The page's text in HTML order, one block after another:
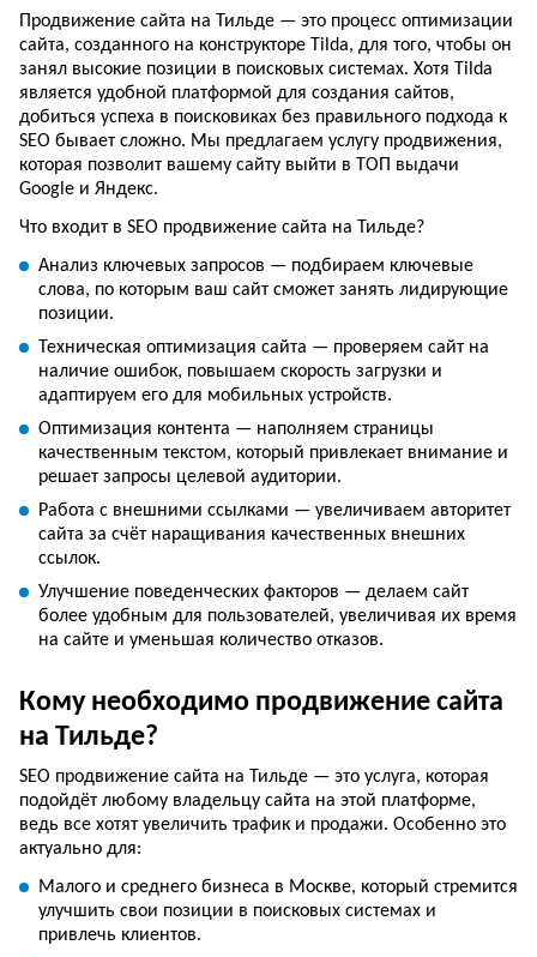
Продвижение сайта на Тильде — это процесс оптимизации
сайта, созданного на конструкторе Tilda, для того, чтобы он
занял высокие позиции в поисковых системах. Хотя Tilda
является удобной платформой для создания сайтов,
добиться успеха в поисковиках без правильного подхода к
SEO бывает сложно. Мы предлагаем услугу продвижения,
которая позволит вашему сайту выйти в ТОП выдачи
Google и Яндекс.
Что входит в SEO продвижение сайта на Тильде?
Анализ ключевых запросов — подбираем ключевые
слова, по которым ваш сайт сможет занять лидирующие
позиции.
Техническая оптимизация сайта — проверяем сайт на
наличие ошибок, повышаем скорость загрузки и
адаптируем его для мобильных устройств.
Оптимизация контента — наполняем страницы
качественным текстом, который привлекает внимание и
решает запросы целевой аудитории.
Работа с внешними ссылками — увеличиваем авторитет
сайта за счёт наращивания качественных внешних
ссылок.
Улучшение поведенческих факторов — делаем сайт
более удобным для пользователей, увеличивая их время
на сайте и уменьшая количество отказов.
Кому необходимо продвижение сайта
на Тильде?
SEO продвижение сайта на Тильде — это услуга, которая
подойдёт любому владельцу сайта на этой платформе,
ведь все хотят увеличить трафик и продажи. Особенно это
актуально для:
Малого и среднего бизнеса в Москве, который стремится
улучшить свои позиции в поисковых системах и
привлечь клиентов.